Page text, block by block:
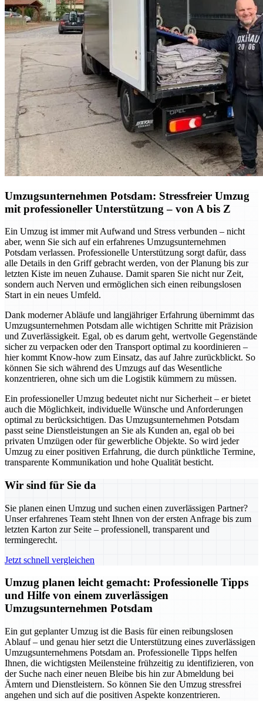
Umzugsunternehmen Potsdam: Stressfreier Umzug
mit professioneller Unterstützung – von A bis Z
Ein Umzug ist immer mit Aufwand und Stress verbunden – nicht
aber, wenn Sie sich auf ein erfahrenes Umzugsunternehmen
Potsdam verlassen. Professionelle Unterstützung sorgt dafür, dass
alle Details in den Griff gebracht werden, von der Planung bis zur
letzten Kiste im neuen Zuhause. Damit sparen Sie nicht nur Zeit,
sondern auch Nerven und ermöglichen sich einen reibungslosen
Start in ein neues Umfeld.
Dank moderner Abläufe und langjähriger Erfahrung übernimmt das
Umzugsunternehmen Potsdam alle wichtigen Schritte mit Präzision
und Zuverlässigkeit. Egal, ob es darum geht, wertvolle Gegenstände
sicher zu verpacken oder den Transport optimal zu koordinieren –
hier kommt Know-how zum Einsatz, das auf Jahre zurückblickt. So
können Sie sich während des Umzugs auf das Wesentliche
konzentrieren, ohne sich um die Logistik kümmern zu müssen.
Ein professioneller Umzug bedeutet nicht nur Sicherheit – er bietet
auch die Möglichkeit, individuelle Wünsche und Anforderungen
optimal zu berücksichtigen. Das Umzugsunternehmen Potsdam
passt seine Dienstleistungen an Sie als Kunden an, egal ob bei
privaten Umzügen oder für gewerbliche Objekte. So wird jeder
Umzug zu einer positiven Erfahrung, die durch pünktliche Termine,
transparente Kommunikation und hohe Qualität besticht.
Wir sind für Sie da
Sie planen einen Umzug und suchen einen zuverlässigen Partner?
Unser erfahrenes Team steht Ihnen von der ersten Anfrage bis zum
letzten Karton zur Seite – professionell, transparent und
termingerecht.
Jetzt schnell vergleichen
Umzug planen leicht gemacht: Professionelle Tipps
und Hilfe von einem zuverlässigen
Umzugsunternehmen Potsdam
Ein gut geplanter Umzug ist die Basis für einen reibungslosen
Ablauf – und genau hier setzt die Unterstützung eines zuverlässigen
Umzugsunternehmens Potsdam an. Professionelle Tipps helfen
Ihnen, die wichtigsten Meilensteine frühzeitig zu identifizieren, von
der Suche nach einer neuen Bleibe bis hin zur Abmeldung bei
Ämtern und Dienstleistern. So können Sie den Umzug stressfrei
angehen und sich auf die positiven Aspekte konzentrieren.